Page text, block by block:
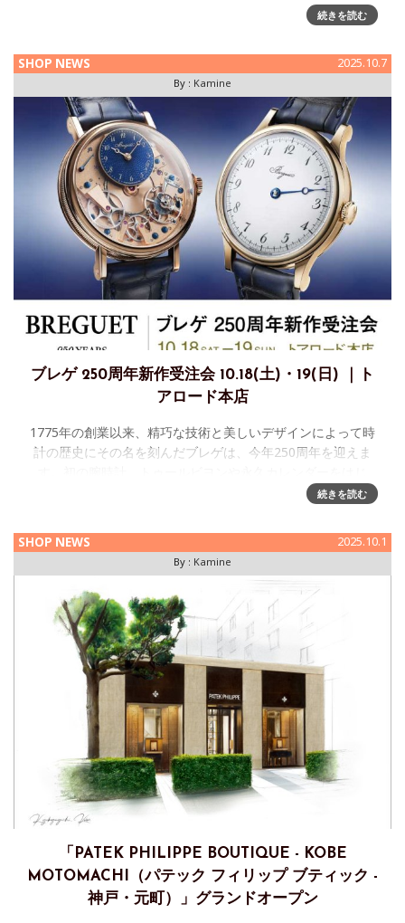
始まる前の豊かな季節を楽しむユニークな祭りが各地で開
続きを読む
SHOP NEWS 2025.10.7
By : Kamine
ブレゲ 250周年新作受注会 10.18(土)・19(日) ｜ト
アロード本店
1775年の創業以来、精巧な技術と美しいデザインによって時
計の歴史にその名を刻んだブレゲは、今年250周年を迎えま
め、数々の発明によって時計史を大きく進化させたアブラア
続きを読む
SHOP NEWS 2025.10.1
By : Kamine
「PATEK PHILIPPE BOUTIQUE - KOBE
MOTOMACHI（パテック フィリップ ブティック -
神戸・元町）」グランドオープン